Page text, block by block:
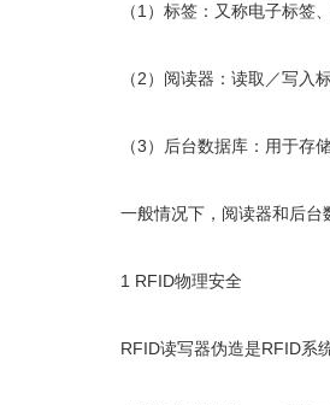
（1）标签：又称电子标签、
（2）阅读器：读取／写入标
（3）后台数据库：用于存储
一般情况下，阅读器和后台数
1 RFID物理安全
RFID读写器伪造是RFID系统